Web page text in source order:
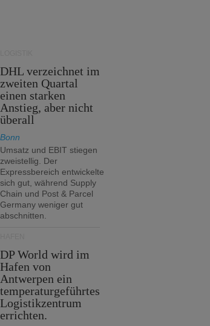
DHL verzeichnet im
zweiten Quartal
einen starken
Anstieg, aber nicht
überall
Bonn
Umsatz und EBIT stiegen
zweistellig. Der
Expressbereich entwickelte
sich gut, während Supply
Chain und Post & Parcel
Germany weniger gut
abschnitten.
DP World wird im
Hafen von
Antwerpen ein
temperaturgeführtes
Logistikzentrum
errichten.